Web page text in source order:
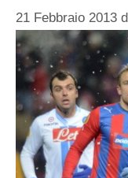
21 Febbraio 2013